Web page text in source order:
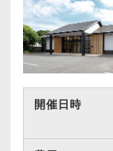
開催日時